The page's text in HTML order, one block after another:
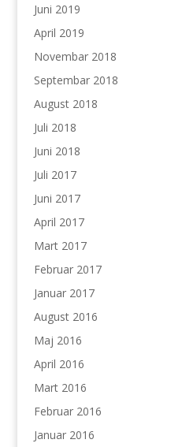
Juni 2019
April 2019
Novembar 2018
Septembar 2018
August 2018
Juli 2018
Juni 2018
Juli 2017
Juni 2017
April 2017
Mart 2017
Februar 2017
Januar 2017
August 2016
Maj 2016
April 2016
Mart 2016
Februar 2016
Januar 2016